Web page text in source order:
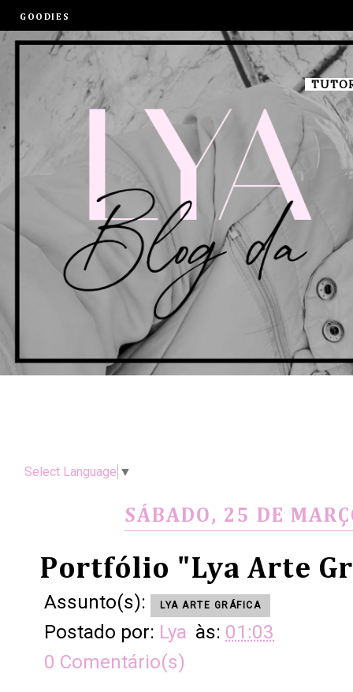
GOODIES
Select Language ▼
SÁBADO, 25 DE
Portfólio "Lya Arte
Assunto(s): LYA ARTE GRÁFICA
Postado por: Lya às: 01:03
0 Comentário(s)